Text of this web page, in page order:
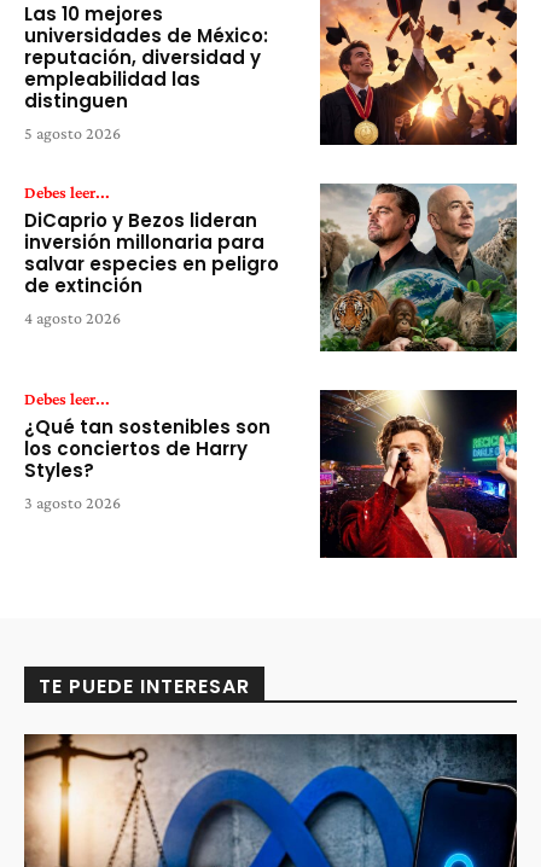
Las 10 mejores
universidades de México:
reputación, diversidad y
empleabilidad las
distinguen
5 agosto 2026
Debes leer...
DiCaprio y Bezos lideran
inversión millonaria para
salvar especies en peligro
de extinción
4 agosto 2026
Debes leer...
¿Qué tan sostenibles son
los conciertos de Harry
Styles?
3 agosto 2026
TE PUEDE INTERESAR